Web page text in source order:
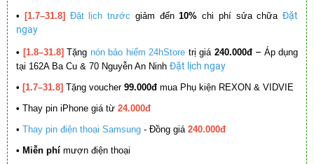
• [1.7–31.8] Đặt lịch trước giảm đến10% chi phí sửa chữa Đặt
ngay
• [1.8–31.8] Tặng nón bảo hiểm 24hStore trị giá 240.000đ – Áp dụng
tại 162A Ba Cu & 70 Nguyễn An Ninh Đặt lịch ngay
• [1.7–31.8] Tặng voucher 99.000đ mua Phụ kiện REXON & VIDVIE
• Thay pin iPhone giá từ 24.000đ
• Thay pin điện thoại Samsung - Đồng giá 240.000đ
• Miễn phí mượn điện thoại